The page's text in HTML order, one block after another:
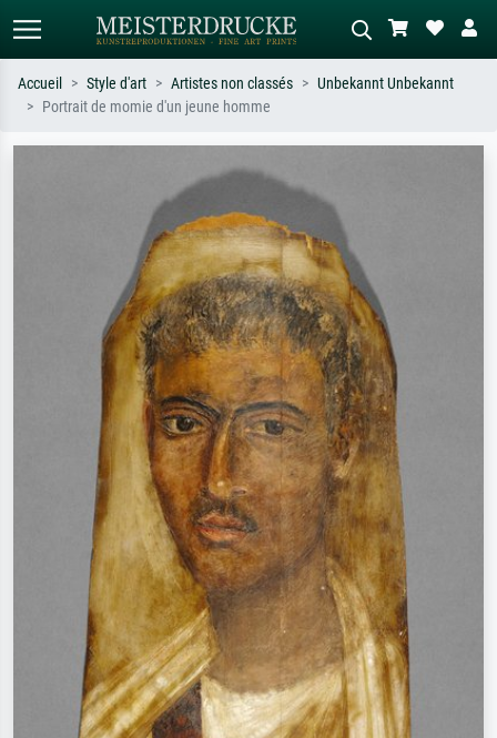
ex. Monet, Nuit étoilée,
impressionnisme, vague de Hokusai,
abstrait avec beaucoup de rouge,
tableau sombre, nu debout près d'un
Accueil Style d'art Artistes non classés
Unbekannt Unbekannt
Portrait de momie d'un jeune homme